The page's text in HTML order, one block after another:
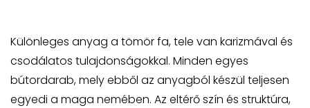
Különleges anyag a tömör fa, tele van karizmával és
csodálatos tulajdonságokkal. Minden egyes
bútordarab, mely ebből az anyagból készül teljesen
egyedi a maga nemében. Az eltérő szín és struktúra,